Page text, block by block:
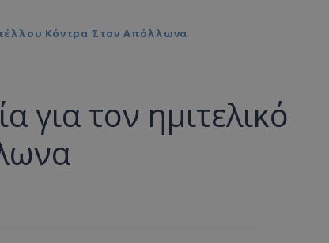
Κόντρα Στον Απόλλωνα
για τον ημιτελικό